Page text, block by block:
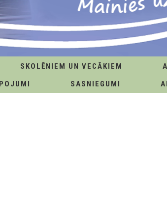
SKOLĒNIEM UN VECĀKIEM
SASNIEGUMI